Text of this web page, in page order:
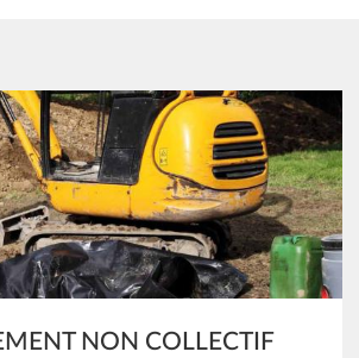
NON COLLECTIF